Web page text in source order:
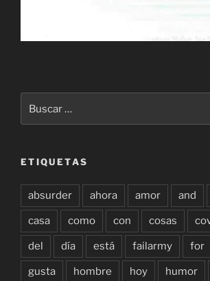
por:
ETIQUETAS
absurder ahora amor and
casa como con cosas
del día está failarmy for
gusta hombre hoy humor